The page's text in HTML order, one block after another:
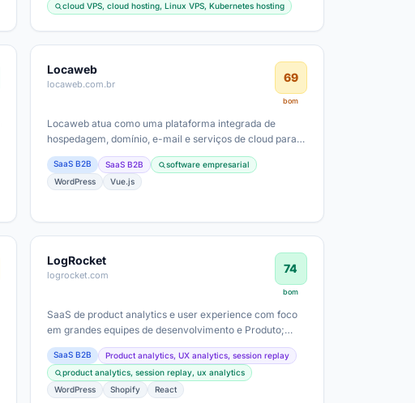
cloud VPS, cloud hosting, Linux VPS, Kubernetes hosting
Locaweb
locaweb.com.br 69
bom
Locaweb atua como uma plataforma integrada de
hospedagem, domínio, e-mail e serviços de cloud para
PMEs brasileiras; provável ticket médio…
SaaS B2B SaaS B2B
software empresarial
WordPress
Vue.js
LogRocket
logrocket.com 74
bom
SaaS de product analytics e user experience com foco
em grandes equipes de desenvolvimento e Produto;
público global com forte presença de…
SaaS B2B
Product analytics, UX analytics, session replay
product analytics, session replay, ux analytics
WordPress
Shopify React